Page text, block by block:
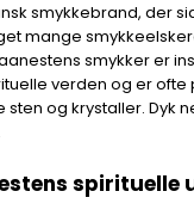
smykkebrand, der
mange
smykker er
verden og er ofte
og krystaller. Dyk
spirituelle